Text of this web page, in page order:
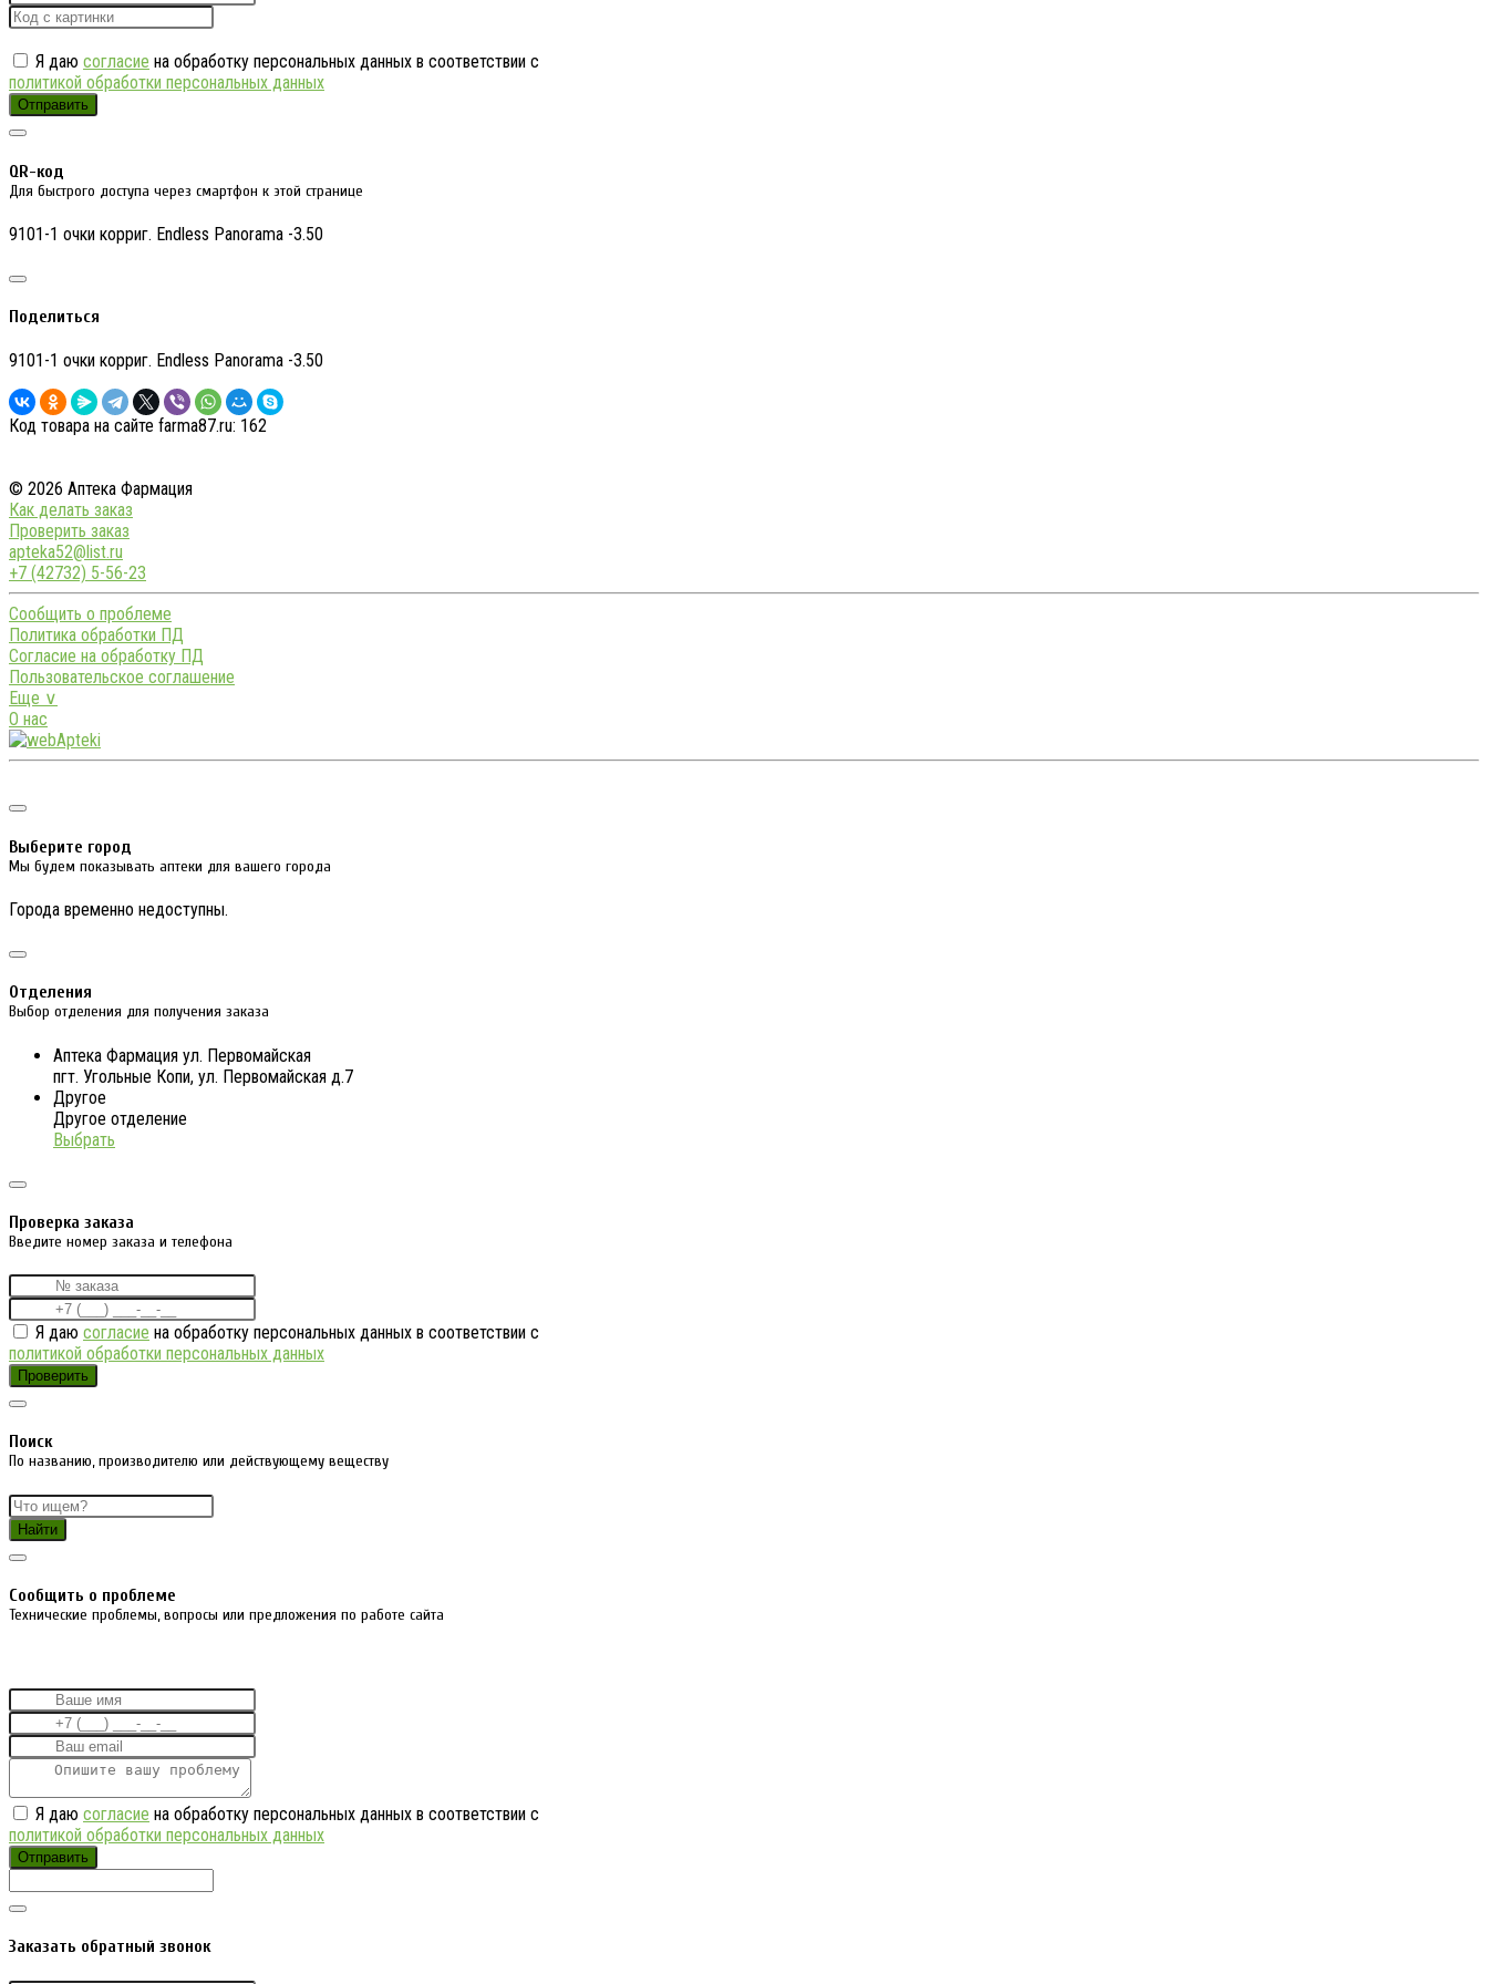
Я даю согласие на обработку персональных данных в соответствии с
политикой обработки персональных данных
Отправить
QR-код
Для быстрого доступа через смартфон к этой странице
9101-1 очки корриг. Endless Panorama -3.50
Поделиться
9101-1 очки корриг. Endless Panorama -3.50
Код товара на сайте farma87.ru: 162
© 2026 Аптека Фармация
Как делать заказ
Проверить заказ
apteka52@list.ru
+7 (42732) 5-56-23
Сообщить о проблеме
Политика обработки ПД
Согласие на обработку ПД
Пользовательское соглашение
Еще ∨
О нас
Выберите город
Мы будем показывать аптеки для вашего города
Города временно недоступны.
Отделения
Выбор отделения для получения заказа
Аптека Фармация ул. Первомайская
пгт. Угольные Копи, ул. Первомайская д.7
Другое
Другое отделение
Выбрать
Проверка заказа
Введите номер заказа и телефона
Я даю согласие на обработку персональных данных в соответствии с
политикой обработки персональных данных
Проверить
Поиск
По названию, производителю или действующему веществу
Найти
Cообщить о проблеме
Технические проблемы, вопросы или предложения по работе сайта
Я даю согласие на обработку персональных данных в соответствии с
политикой обработки персональных данных
Отправить
Заказать обратный звонок